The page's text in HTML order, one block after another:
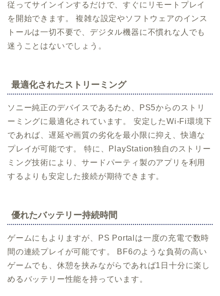
従ってサインインするだけで、すぐにリモートプレイ
を開始できます。 複雑な設定やソフトウェアのインス
トールは一切不要で、デジタル機器に不慣れな人でも
迷うことはないでしょう。
最適化されたストリーミング
ソニー純正のデバイスであるため、PS5からのストリ
ーミングに最適化されています。 安定したWi-Fi環境下
であれば、遅延や画質の劣化を最小限に抑え、快適な
プレイが可能です。 特に、PlayStation独自のストリー
ミング技術により、サードパーティ製のアプリを利用
するよりも安定した接続が期待できます。
優れたバッテリー持続時間
ゲームにもよりますが、PS Portalは一度の充電で数時
間の連続プレイが可能です。 BF6のような負荷の高い
ゲームでも、休憩を挟みながらであれば1日十分に楽し
めるバッテリー性能を持っています。